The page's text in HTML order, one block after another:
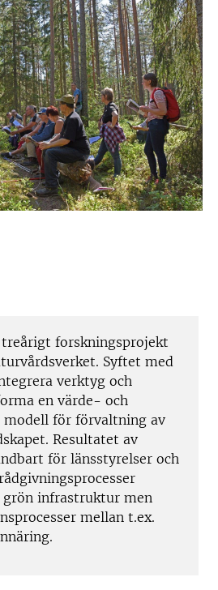
forskningsprojekt
Syftet med
verktyg och
en värde- och
modell för förvaltning av
Resultatet av
för länsstyrelser och
infrastruktur men
mellan t.ex.